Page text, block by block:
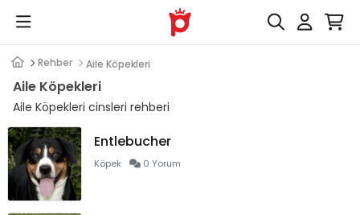
Rehber Aile Köpekleri
Aile Köpekleri
Aile Köpekleri cinsleri rehberi
Entlebucher
Köpek 0 Yorum